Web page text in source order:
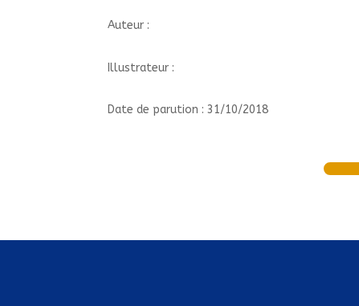
Auteur :
Illustrateur :
Date de parution : 31/10/2018